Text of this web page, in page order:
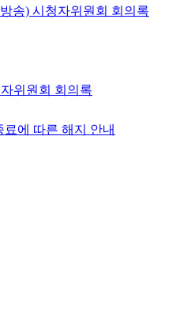
송) 시청자위원회 회의록
위원회 회의록
에 따른 해지 안내